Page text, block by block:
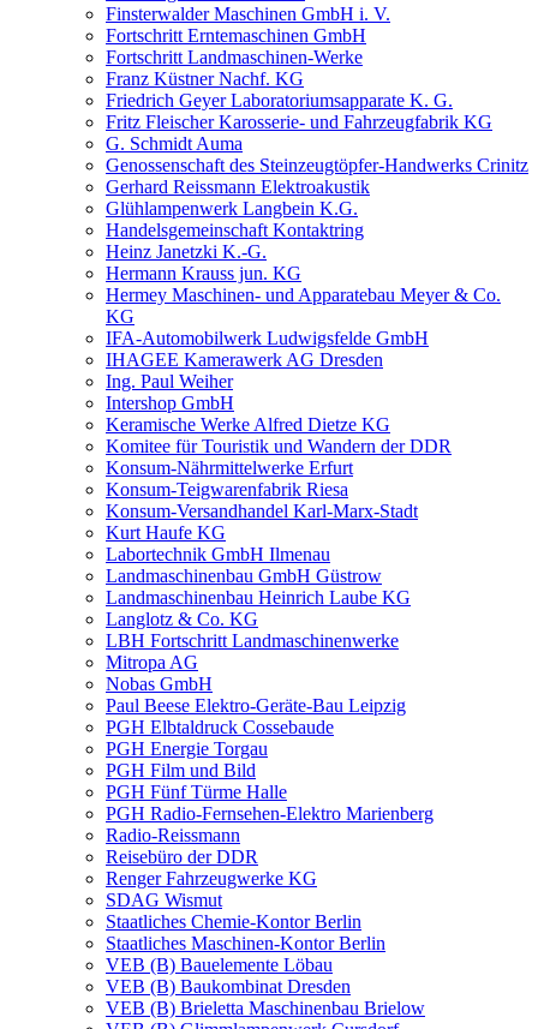
Finsterwalder Maschinen GmbH i. V.
Fortschritt Erntemaschinen GmbH
Fortschritt Landmaschinen-Werke
Franz Küstner Nachf. KG
Friedrich Geyer Laboratoriumsapparate K. G.
Fritz Fleischer Karosserie- und Fahrzeugfabrik KG
G. Schmidt Auma
Genossenschaft des Steinzeugtöpfer-Handwerks Crinitz
Gerhard Reissmann Elektroakustik
Glühlampenwerk Langbein K.G.
Handelsgemeinschaft Kontaktring
Heinz Janetzki K.-G.
Hermann Krauss jun. KG
Hermey Maschinen- und Apparatebau Meyer & Co.
KG
IFA-Automobilwerk Ludwigsfelde GmbH
IHAGEE Kamerawerk AG Dresden
Ing. Paul Weiher
Intershop GmbH
Keramische Werke Alfred Dietze KG
Komitee für Touristik und Wandern der DDR
Konsum-Nährmittelwerke Erfurt
Konsum-Teigwarenfabrik Riesa
Konsum-Versandhandel Karl-Marx-Stadt
Kurt Haufe KG
Labortechnik GmbH Ilmenau
Landmaschinenbau GmbH Güstrow
Landmaschinenbau Heinrich Laube KG
Langlotz & Co. KG
LBH Fortschritt Landmaschinenwerke
Mitropa AG
Nobas GmbH
Paul Beese Elektro-Geräte-Bau Leipzig
PGH Elbtaldruck Cossebaude
PGH Energie Torgau
PGH Film und Bild
PGH Fünf Türme Halle
PGH Radio-Fernsehen-Elektro Marienberg
Radio-Reissmann
Reisebüro der DDR
Renger Fahrzeugwerke KG
SDAG Wismut
Staatliches Chemie-Kontor Berlin
Staatliches Maschinen-Kontor Berlin
VEB (B) Bauelemente Löbau
VEB (B) Baukombinat Dresden
VEB (B) Brieletta Maschinenbau Brielow